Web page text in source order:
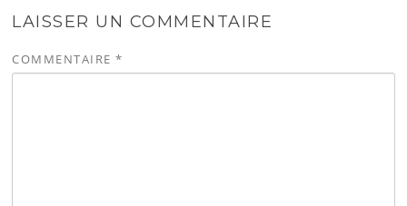
LAISSER UN COMMENTAIRE
COMMENTAIRE*